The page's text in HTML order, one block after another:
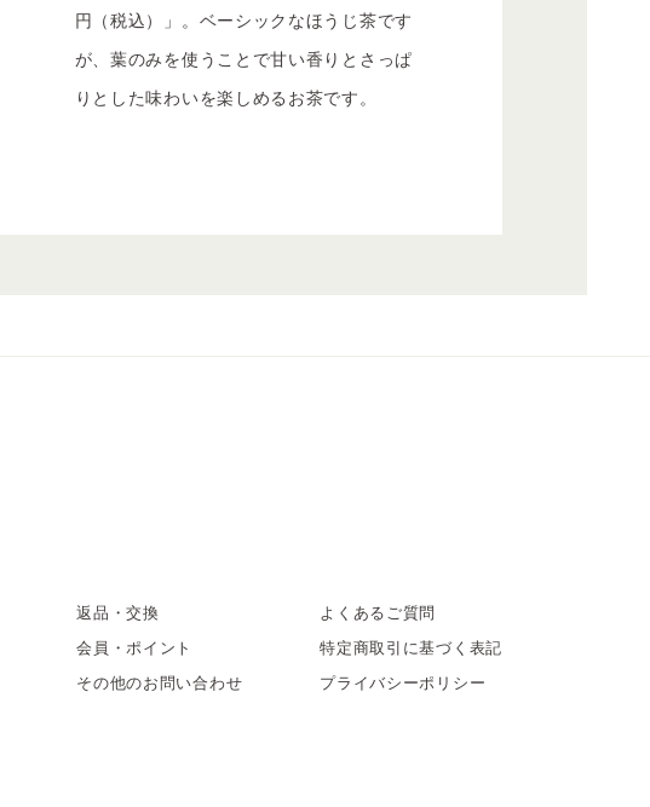
円（税込）」。ベーシックなほうじ茶です
が、葉のみを使うことで甘い香りとさっぱ
りとした味わいを楽しめるお茶です。
返品・交換
会員・ポイント
その他のお問い合わせ
よくあるご質問
特定商取引に基づく表記
プライバシーポリシー